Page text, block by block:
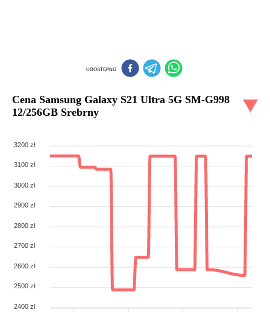
UDOSTĘPNIJ
Cena Samsung Galaxy S21 Ultra 5G SM-G998
12/256GB Srebrny
3200 zł
3100 zł
3000 zł
2900 zł
2800 zł
2700 zł
2600 zł
2500 zł
2400 zł